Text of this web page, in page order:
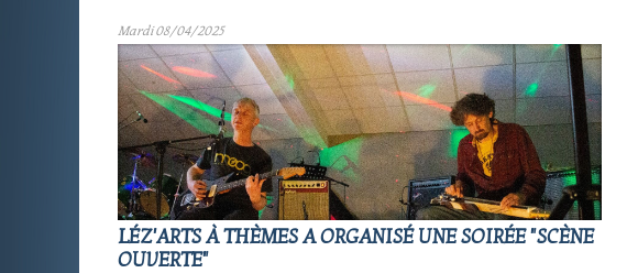
Mardi 08/04/2025
LÉZ'ARTS À THÈMES A ORGANISÉ UNE SOIRÉE "SCÈNE
OUVERTE"